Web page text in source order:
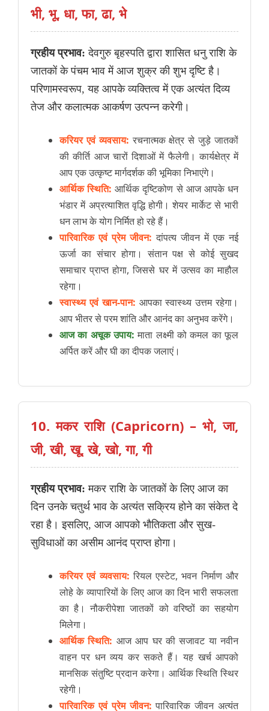
भी, भू, धा, फा, ढा, भे
ग्रहीय प्रभाव: देवगुरु बृहस्पति द्वारा शासित धनु राशि के
जातकों के पंचम भाव में आज शुक्र की शुभ दृष्टि है।
परिणामस्वरूप, यह आपके व्यक्तित्व में एक अत्यंत दिव्य
तेज और कलात्मक आकर्षण उत्पन्न करेगी।
करियर एवं व्यवसाय: रचनात्मक क्षेत्र से जुड़े जातकों
की कीर्ति आज चारों दिशाओं में फैलेगी। कार्यक्षेत्र में
आप एक उत्कृष्ट मार्गदर्शक की भूमिका निभाएंगे।
आर्थिक स्थिति: आर्थिक दृष्टिकोण से आज आपके धन
भंडार में अप्रत्याशित वृद्धि होगी। शेयर मार्केट से भारी
धन लाभ के योग निर्मित हो रहे हैं।
पारिवारिक एवं प्रेम जीवन: दांपत्य जीवन में एक नई
ऊर्जा का संचार होगा। संतान पक्ष से कोई सुखद
समाचार प्राप्त होगा, जिससे घर में उत्सव का माहौल
रहेगा।
स्वास्थ्य एवं खान-पान: आपका स्वास्थ्य उत्तम रहेगा।
आप भीतर से परम शांति और आनंद का अनुभव करेंगे।
आज का अचूक उपाय: माता लक्ष्मी को कमल का फूल
अर्पित करें और घी का दीपक जलाएं।
10. मकर राशि (Capricorn) – भो, जा,
जी, खी, खू, खे, खो, गा, गी
ग्रहीय प्रभाव: मकर राशि के जातकों के लिए आज का
दिन उनके चतुर्थ भाव के अत्यंत सक्रिय होने का संकेत दे
रहा है। इसलिए, आज आपको भौतिकता और सुख-
सुविधाओं का असीम आनंद प्राप्त होगा।
करियर एवं व्यवसाय: रियल एस्टेट, भवन निर्माण और
लोहे के व्यापारियों के लिए आज का दिन भारी सफलता
का है। नौकरीपेशा जातकों को वरिष्ठों का सहयोग
मिलेगा।
आर्थिक स्थिति: आज आप घर की सजावट या नवीन
वाहन पर धन व्यय कर सकते हैं। यह खर्च आपको
मानसिक संतुष्टि प्रदान करेगा। आर्थिक स्थिति स्थिर
रहेगी।
पारिवारिक एवं प्रेम जीवन: पारिवारिक जीवन अत्यंत